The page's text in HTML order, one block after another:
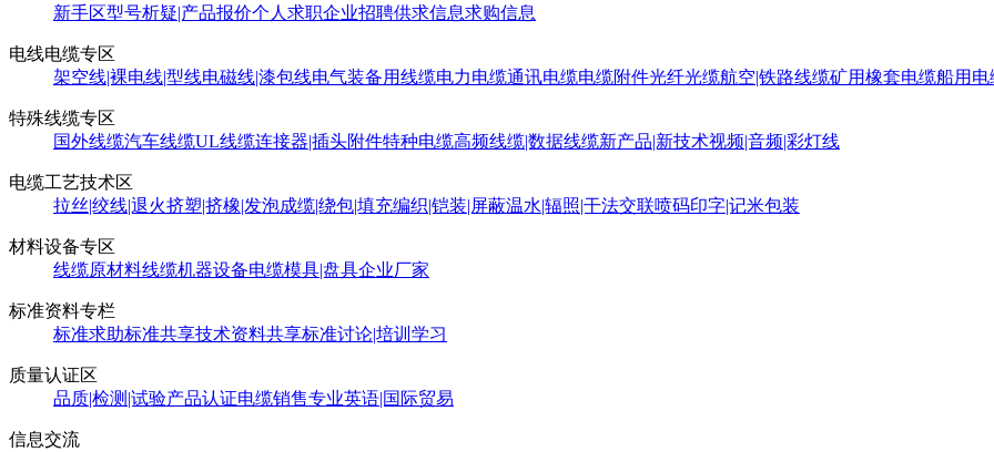
新手区型号析疑|产品报价个人求职企业招聘供求信息求购信息
电线电缆专区
架空线|裸电线|型线电磁线|漆包线电气装备用线缆电力电缆通讯电缆电缆附件光纤光缆航空|铁路线缆矿用橡套电缆船用电
特殊线缆专区
国外线缆汽车线缆UL线缆连接器|插头附件特种电缆高频线缆|数据线缆新产品|新技术视频|音频|彩灯线
电缆工艺技术区
拉丝|绞线|退火挤塑|挤橡|发泡成缆|绕包|填充编织|铠装|屏蔽温水|辐照|干法交联喷码印字|记米包装
材料设备专区
线缆原材料线缆机器设备电缆模具|盘具企业厂家
标准资料专栏
标准求助标准共享技术资料共享标准讨论|培训学习
质量认证区
品质|检测|试验产品认证电缆销售专业英语|国际贸易
信息交流